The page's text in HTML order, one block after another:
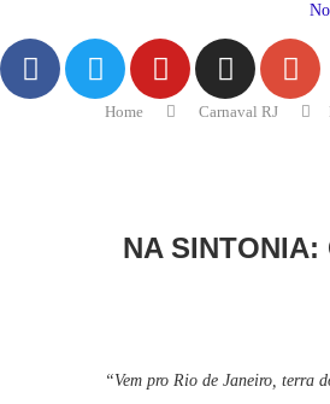
Home Carnaval RJ
NA SINTONIA:
“Vem pro Rio de Janeiro, terra